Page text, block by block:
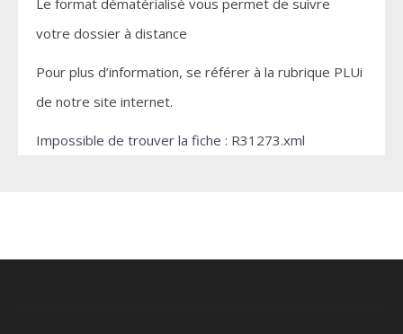
Le format dématérialisé vous permet de suivre
votre dossier à distance
Pour plus d’information, se référer à la rubrique PLUi
de notre site internet.
Impossible de trouver la fiche : R31273.xml